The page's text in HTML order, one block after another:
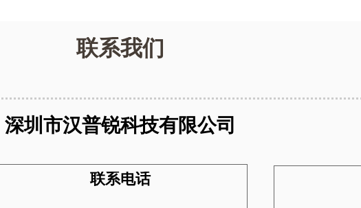
联系我们
联系电话
深圳市汉普锐科技有限公司